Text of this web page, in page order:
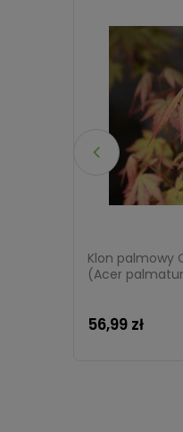
Klon palmowy
(Acer
56,99 zł